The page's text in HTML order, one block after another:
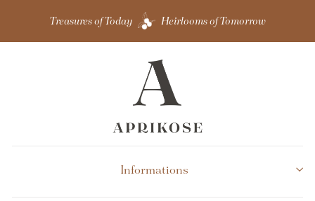
Treasures of Today Heirlooms of Tomorrow
Informations